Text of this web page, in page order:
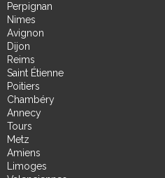
Perpignan
Nimes
Avignon
Dijon
Reims
Saint Étienne
Poitiers
Chambéry
Annecy
Tours
Metz
Amiens
Limoges